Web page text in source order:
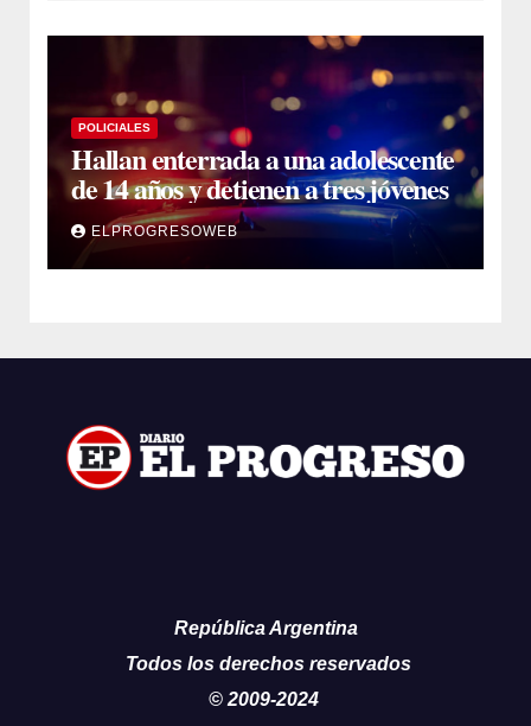
POLICIALES
Hallan enterrada a una adolescente
de 14 años y detienen a tres jóvenes
ELPROGRESOWEB
República Argentina
Todos los derechos reservados
© 2009-2024